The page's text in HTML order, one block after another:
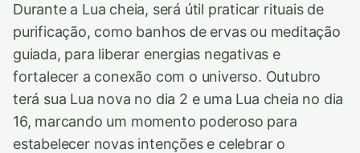
Durante a Lua cheia, será útil praticar rituais de
purificação, como banhos de ervas ou meditação
guiada, para liberar energias negativas e
fortalecer a conexão com o universo. Outubro
terá sua Lua nova no dia 2 e uma Lua cheia no dia
16, marcando um momento poderoso para
estabelecer novas intenções e celebrar o